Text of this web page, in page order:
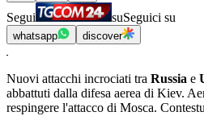
Segui suSeguici su
whatsapp discover
Nuovi attacchi incrociati tra Russia e
abbattuti dalla difesa aerea di Kiev.
respingere l'attacco di Mosca.